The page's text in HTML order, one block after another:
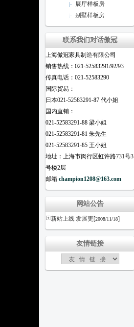
展厅样板房
别墅样板房
联系我们对话傲冠
上海傲冠家具制造有限公司
销售热线：021-52583291/92/93
传真电话：021-52583290
国际贸易：
日本021-52583291-87 代小姐
国内直销：
021-52583291-88 梁小姐
021-52583291-81 朱先生
021-52583291-85 王小姐
地址：上海市闵行区虹许路731号3
号楼2层
邮箱 champion1208@163.com
网站公告
新站上线 发展更[2008/11/18]
友情链接